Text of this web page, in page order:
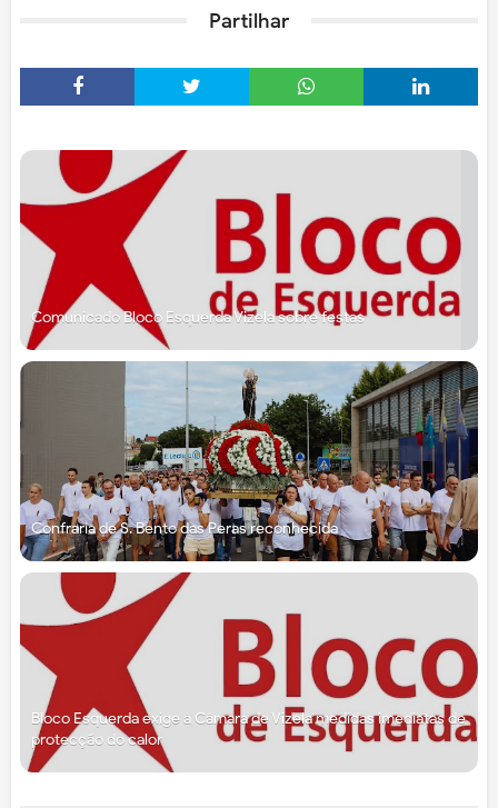
Partilhar
Comunicado Bloco Esquerda Vizela sobre festas
Confraria de S. Bento das Peras reconhecida
Bloco Esquerda exige à Câmara de Vizela medidas imediatas de
protecção do calor